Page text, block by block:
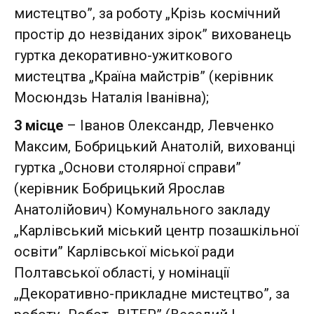
мистецтво”, за роботу „Крізь космічний
простір до незвіданих зірок” вихованець
гуртка декоративно-ужиткового
мистецтва „Країна майстрів” (керівник
Мосюндзь Наталія Іванівна);
3 місце – Іванов Олександр, Левченко
Максим, Бобрицький Анатолій, вихованці
гуртка „Основи столярної справи”
(керівник Бобрицький Ярослав
Анатолійович) Комунального закладу
„Карлівський міський центр позашкільної
освіти” Карлівської міської ради
Полтавської області, у номінації
„Декоративно-прикладне мистецтво”, за